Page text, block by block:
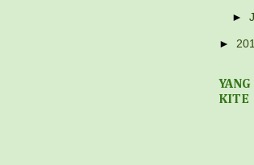
►
►
KITE